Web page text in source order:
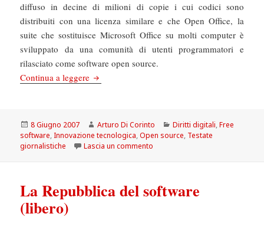
diffuso in decine di milioni di copie i cui codici sono
distribuiti con una licenza similare e che Open Office, la
suite che sostituisce Microsoft Office su molti computer è
sviluppato da una comunità di utenti programmatori e
rilasciato come software open source.
Continua a leggere Questione di democrazia. Intervista a Bruce
Scritto
il
8 Giugno 2007 Autore
Arturo Di Corinto Categorie
Diritti digitali,Free
software,Innovazione tecnologica,Open source, Testate
giornalistiche
Lascia un commento
La Repubblica del software
(libero)